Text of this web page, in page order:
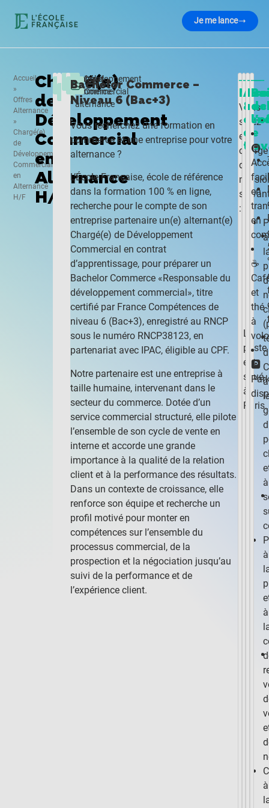
Je me lance
Accueil
»
Offres
Alternance
»
Chargé(e)
de
Développement
Commercial
en
Alternance
H/F
Chargé(e)
de
Développement
Commercial
en
Alternance
H/F
Bachelor
Commerce
Contrat
en
alternance
Paris
Développement
Commercial
Bachelor Commerce –
Niveau 6 (Bac+3)
Vous recherchez une formation en
commerce et une entreprise pour votre
alternance ?
L’École Française, école de référence
dans la formation 100 % en ligne,
recherche pour le compte de son
entreprise partenaire un(e) alternant(e)
Chargé(e) de Développement
Commercial en contrat
d’apprentissage, pour préparer un
Bachelor Commerce «Responsable du
développement commercial», titre
certifié par France Compétences de
niveau 6 (Bac+3), enregistré au RNCP
sous le numéro RNCP38123, en
partenariat avec IPAC, éligible au CPF.
Notre partenaire est une entreprise à
taille humaine, intervenant dans le
secteur du commerce. Dotée d’un
service commercial structuré, elle pilote
l’ensemble de son cycle de vente en
interne et accorde une grande
importance à la qualité de la relation
client et à la performance des résultats.
Dans un contexte de croissance, elle
renforce son équipe et recherche un
profil motivé pour monter en
compétences sur l’ensemble du
processus commercial, de la
prospection et la négociation jusqu’au
suivi de la performance et de
l’expérience client.
―
Vous
serez
en
charge
des
:
à
à
à
à
à
à
―
&
de
Le
poste
est
situé
à
Paris.
―
―
de
🚇
en
en
☕
et
thé
à
🅿️